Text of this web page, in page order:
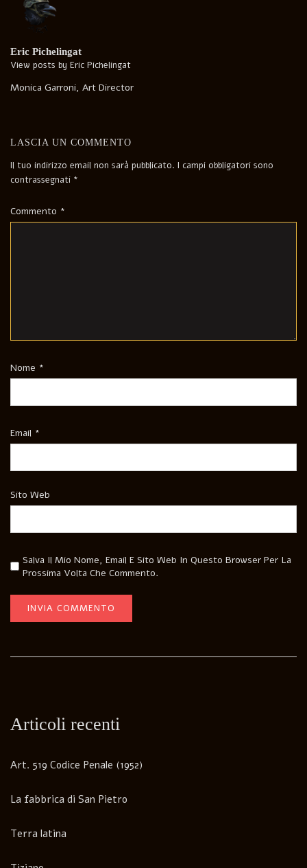
Eric Pichelingat
View posts by Eric Pichelingat
Monica Garroni, Art Director
LASCIA UN COMMENTO
Il tuo indirizzo email non sarà pubblicato. I campi obbligatori sono
contrassegnati *
Commento *
Nome *
Email *
Sito Web
Salva Il Mio Nome, Email E Sito Web In Questo Browser Per La
Prossima Volta Che Commento.
Articoli recenti
Art. 519 Codice Penale (1952)
La fabbrica di San Pietro
Terra latina